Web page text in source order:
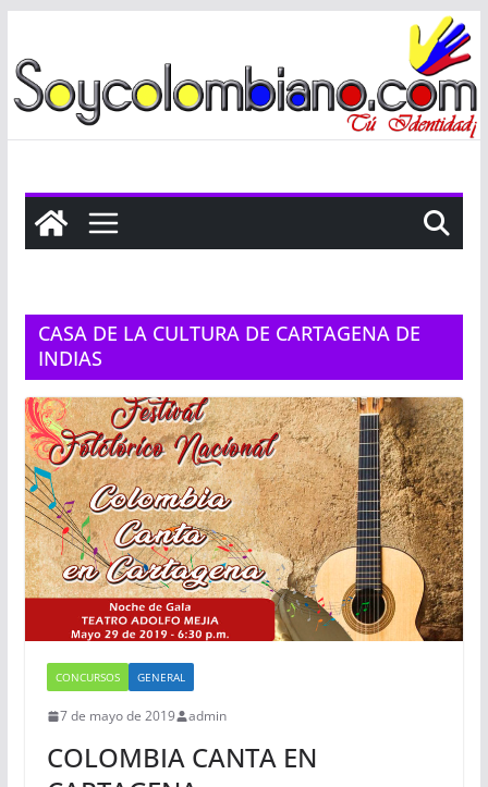
al
contenido
CASA DE LA CULTURA DE CARTAGENA DE
INDIAS
CONCURSOS GENERAL
7 de mayo de 2019 admin
COLOMBIA CANTA EN